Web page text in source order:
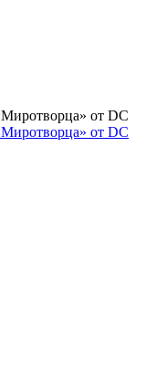
от DC
от DC